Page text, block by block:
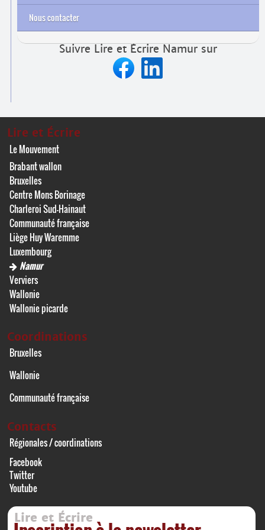
Nous contacter
Suivre Lire et Écrire Namur sur
Lire et Écrire
Le Mouvement
Brabant wallon
Bruxelles
Centre Mons Borinage
Charleroi Sud-Hainaut
Communauté française
Liège Huy Waremme
Luxembourg
Namur
Verviers
Wallonie
Wallonie picarde
Coordinations
Bruxelles
Wallonie
Communauté française
Contacts
Régionales / coordinations
Facebook
Twitter
Youtube
Lire et Écrire